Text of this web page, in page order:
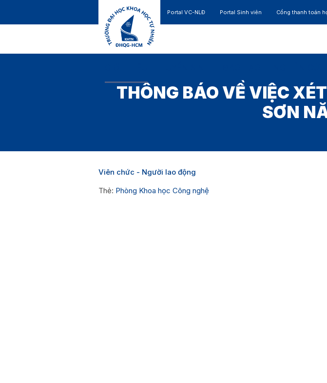
Portal VC-NLĐ Portal Sinh viên Cổng thanh toán
THÔNG BÁO VỀ VIỆC
SƠN
Viên chức - Người lao động
Thẻ: Phòng Khoa học Công nghệ